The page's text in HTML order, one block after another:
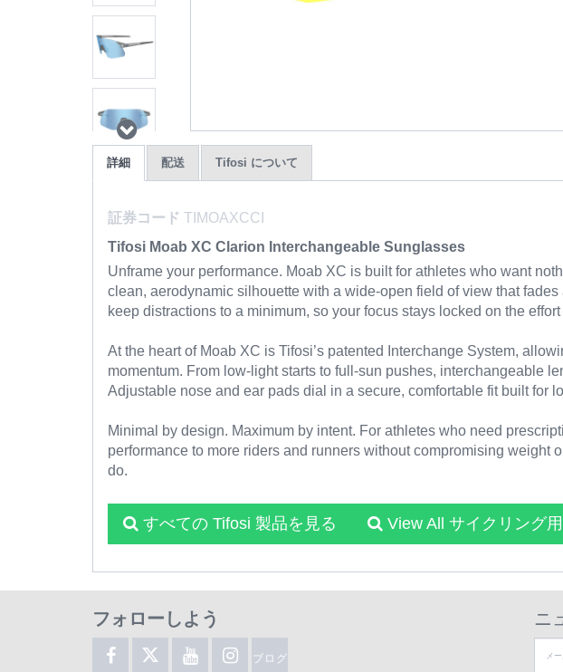
詳細 配送 Tifosi について
証券コード TIMOAXCCI
Tifosi Moab XC Clarion Interchangeable Sunglasses
Unframe your performance. Moab XC is built for athletes who want
clean, aerodynamic silhouette with a wide-open field of view that
keep distractions to a minimum, so your focus stays locked on the
At the heart of Moab XC is Tifosi’s patented Interchange System,
momentum. From low-light starts to full-sun pushes, interchangeable
Adjustable nose and ear pads dial in a secure, comfortable fit built for
Minimal by design. Maximum by intent. For athletes who need
performance to more riders and runners without compromising
do.
すべての Tifosi 製品を見る View All サイクリング
フォローしよう
ブログ
ニ